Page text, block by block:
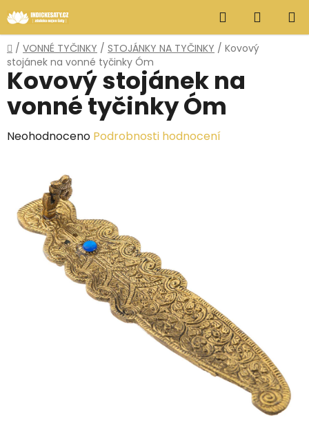
na
obsah
Hledat
KOŠÍK
Domů
/ VONNÉ TYČINKY / STOJÁNKY NA TYČINKY / Kovový
stojánek na vonné tyčinky Óm
Kovový stojánek na
vonné tyčinky Óm
Průměrné
0,0
hvězdiček.
Neohodnoceno Podrobnosti hodnocení